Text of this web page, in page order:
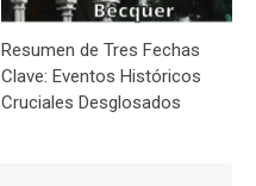
Resumen de Tres Fechas
Clave: Eventos Históricos
Cruciales Desglosados